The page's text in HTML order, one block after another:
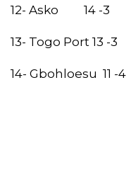
12- Asko 14 -3
13- Togo Port 13 -3
14- Gbohloesu 11 -4